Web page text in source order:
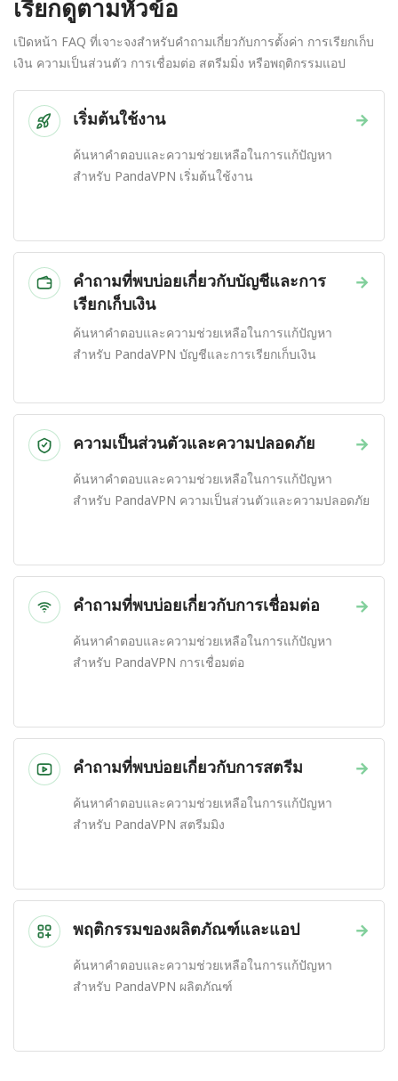
เรียกดูตามหัวข้อ
เปิดหน้า FAQ ที่เจาะจงสำหรับคำถามเกี่ยวกับการตั้งค่า การเรียกเก็บ
เงิน ความเป็นส่วนตัว การเชื่อมต่อ สตรีมมิ่ง หรือพฤติกรรมแอป
→
เริ่มต้นใช้งาน
ค้นหาคำตอบและความช่วยเหลือในการแก้ปัญหา
สำหรับ PandaVPN เริ่มต้นใช้งาน
→
คำถามที่พบบ่อยเกี่ยวกับบัญชีและการ
เรียกเก็บเงิน
ค้นหาคำตอบและความช่วยเหลือในการแก้ปัญหา
สำหรับ PandaVPN บัญชีและการเรียกเก็บเงิน
→
ความเป็นส่วนตัวและความปลอดภัย
ค้นหาคำตอบและความช่วยเหลือในการแก้ปัญหา
สำหรับ PandaVPN ความเป็นส่วนตัวและความปลอดภัย
→
คำถามที่พบบ่อยเกี่ยวกับการเชื่อมต่อ
ค้นหาคำตอบและความช่วยเหลือในการแก้ปัญหา
สำหรับ PandaVPN การเชื่อมต่อ
→
คำถามที่พบบ่อยเกี่ยวกับการสตรีม
ค้นหาคำตอบและความช่วยเหลือในการแก้ปัญหา
สำหรับ PandaVPN สตรีมมิง
→
พฤติกรรมของผลิตภัณฑ์และแอป
ค้นหาคำตอบและความช่วยเหลือในการแก้ปัญหา
สำหรับ PandaVPN ผลิตภัณฑ์